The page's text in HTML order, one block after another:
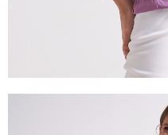
恩沛科技股份有限公司將有權停止